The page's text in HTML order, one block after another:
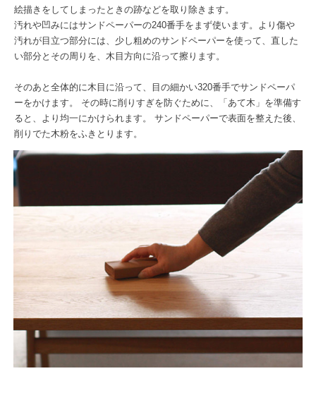
絵描きをしてしまったときの跡などを取り除きます。
汚れや凹みにはサンドペーパーの240番手をまず使います。より傷や
汚れが目立つ部分には、少し粗めのサンドペーパーを使って、直した
い部分とその周りを、木目方向に沿って擦ります。
そのあと全体的に木目に沿って、目の細かい320番手でサンドペーパ
ーをかけます。 その時に削りすぎを防ぐために、「あて木」を準備す
ると、より均一にかけられます。 サンドペーパーで表面を整えた後、
削りでた木粉をふきとります。